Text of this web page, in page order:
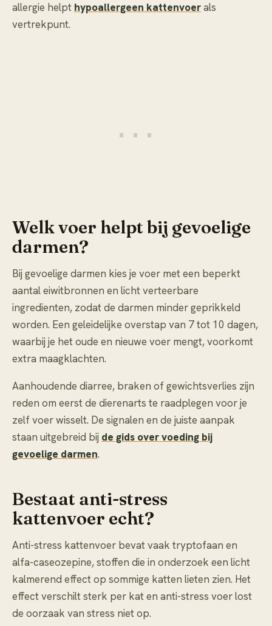
allergie helpt hypoallergeen kattenvoerals
vertrekpunt.
Welk voer helpt bij gevoelige
darmen?
Bij gevoelige darmen kies je voer met een beperkt
aantal eiwitbronnen en licht verteerbare
ingredienten, zodat de darmen minder geprikkeld
worden. Een geleidelijke overstap van 7 tot 10 dagen,
waarbij je het oude en nieuwe voer mengt, voorkomt
extra maagklachten.
Aanhoudende diarree, braken of gewichtsverlies zijn
reden om eerst de dierenarts te raadplegen voor je
zelf voer wisselt. De signalen en de juiste aanpak
staan uitgebreid bij de gids over voeding bij
gevoelige darmen.
Bestaat anti-stress
kattenvoer echt?
Anti-stress kattenvoer bevat vaak tryptofaan en
alfa-caseozepine, stoffen die in onderzoek een licht
kalmerend effect op sommige katten lieten zien. Het
effect verschilt sterk per kat en anti-stress voer lost
de oorzaak van stress niet op.